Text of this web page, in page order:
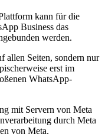
kann für die
Business das
werden.
allen Seiten, sondern nur
erst im
WhatsApp-
mit Servern von Meta
durch Meta
von Meta.